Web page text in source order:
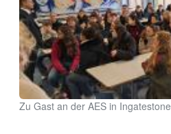
Zu Gast an der AES in Ingatestone